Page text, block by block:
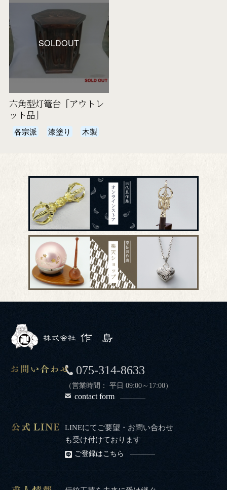
SOLDOUT
六角型灯篭台「アウトレ
ット品」
各宗派 漆塗り 木製
075-314-8633
（営業時間： 平日 09:00～17:00）
contact form
LINEにてご要望・お問い合わせ
も受け付けております
ご登録はこちら